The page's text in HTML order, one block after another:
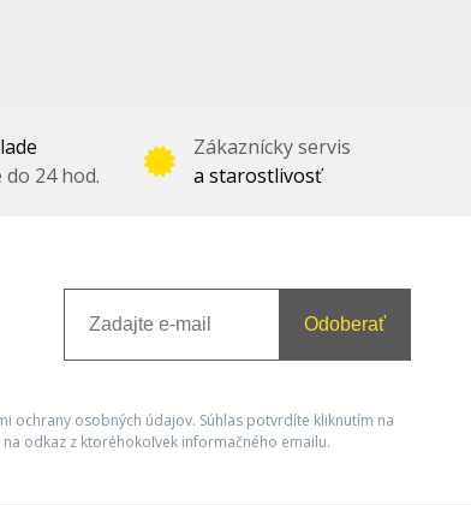
24 hod.
Zákaznícky servis
a starostlivosť
Odoberať
ochrany osobných údajov. Súhlas potvrdíte kliknutím na
odkaz z ktoréhokoľvek informačného emailu.